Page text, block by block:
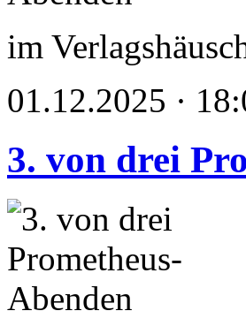
im
01.12.2025 ·
3. von drei